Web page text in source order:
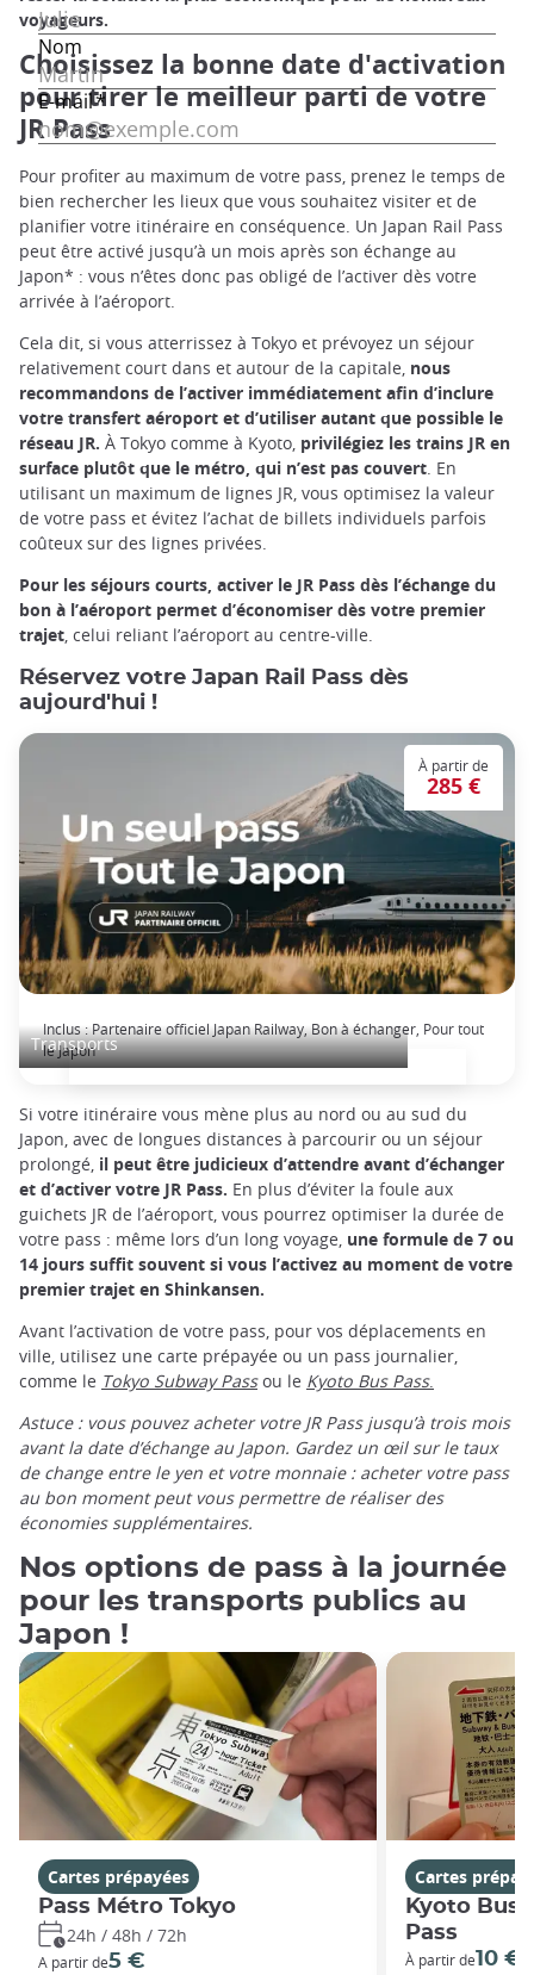
voyageurs.
Choisissez la bonne date d'activation
pour tirer le meilleur parti de votre
JR Pass
Pour profiter au maximum de votre pass, prenez le temps de
bien rechercher les lieux que vous souhaitez visiter et de
planifier votre itinéraire en conséquence. Un Japan Rail Pass
peut être activé jusqu’à un mois après son échange au
Japon* : vous n’êtes donc pas obligé de l’activer dès votre
arrivée à l’aéroport.
Cela dit, si vous atterrissez à Tokyo et prévoyez un séjour
relativement court dans et autour de la capitale, nous
recommandons de l’activer immédiatement afin d’inclure
votre transfert aéroport et d’utiliser autant que possible le
réseau JR. À Tokyo comme à Kyoto, privilégiez les trains JR en
surface plutôt que le métro, qui n’est pas couvert. En
utilisant un maximum de lignes JR, vous optimisez la valeur
de votre pass et évitez l’achat de billets individuels parfois
coûteux sur des lignes privées.
Pour les séjours courts, activer le JR Pass dès l’échange du
bon à l’aéroport permet d’économiser dès votre premier
trajet, celui reliant l’aéroport au centre-ville.
Réservez votre Japan Rail Pass dès
aujourd'hui !
Transports
À partir de
285 €
Inclus : Partenaire officiel Japan Railway, Bon à échanger, Pour tout
le Japon
Si votre itinéraire vous mène plus au nord ou au sud du
Japon, avec de longues distances à parcourir ou un séjour
prolongé, il peut être judicieux d’attendre avant d’échanger
et d’activer votre JR Pass. En plus d’éviter la foule aux
guichets JR de l’aéroport, vous pourrez optimiser la durée de
votre pass : même lors d’un long voyage, une formule de 7 ou
14 jours suffit souvent si vous l’activez au moment de votre
premier trajet en Shinkansen.
Avant l’activation de votre pass, pour vos déplacements en
ville, utilisez une carte prépayée ou un pass journalier,
comme le Tokyo Subway Passou le Kyoto Bus Pass.
Astuce : vous pouvez acheter votre JR Pass jusqu’à trois mois
avant la date d’échange au Japon. Gardez un œil sur le taux
de change entre le yen et votre monnaie : acheter votre pass
au bon moment peut vous permettre de réaliser des
économies supplémentaires.
Nos options de pass à la journée
pour les transports publics au
Japon !
Cartes prépayées
Pass Métro Tokyo
24h / 48h / 72h
A partir de5 €
Cartes
Kyoto Bus
Pass
À partir de10 €